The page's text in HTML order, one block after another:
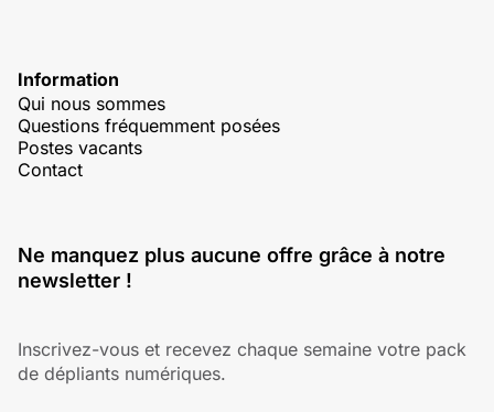
Information
Qui nous sommes
Questions fréquemment posées
Postes vacants
Contact
Ne manquez plus aucune offre grâce à notre
newsletter !
Inscrivez-vous et recevez chaque semaine votre pack
de dépliants numériques.